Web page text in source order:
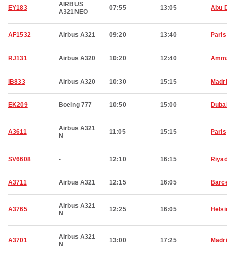
EY183
AIRBUS
A321NEO
07:55 13:05 Abu
AF1532 Airbus A321 09:20 13:40 Paris
RJ131 Airbus A320 10:20 12:40
IB833 Airbus A320 10:30 15:15
EK209 Boeing 777 10:50 15:00
A3611
Airbus A321
N
11:05 15:15 Paris
SV6608 - 12:10 16:15
A3711 Airbus A321 12:15 16:05
A3765
Airbus A321
N
12:25 16:05
A3701
Airbus A321
N
13:00 17:25